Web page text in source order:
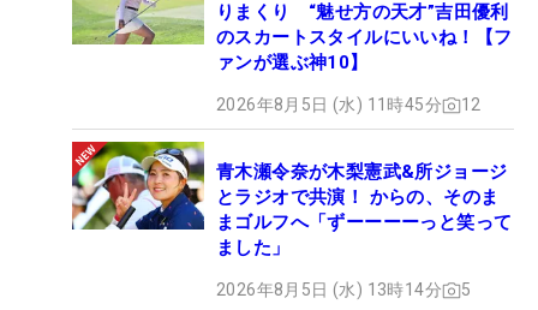
りまくり “魅せ方の天才”吉田優利
のスカートスタイルにいいね！【フ
ァンが選ぶ神10】
2026年8月5日 (水) 11時45分 12
青木瀬令奈が木梨憲武&所ジョージ
とラジオで共演！ からの、そのま
まゴルフへ「ずーーーーっと笑って
ました」
2026年8月5日 (水) 13時14分 5